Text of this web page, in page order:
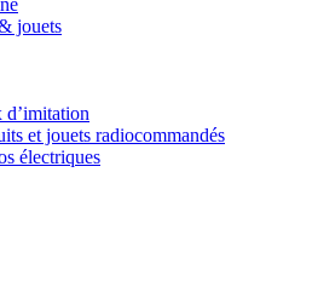
jouets
d’imitation
et jouets radiocommandés
électriques